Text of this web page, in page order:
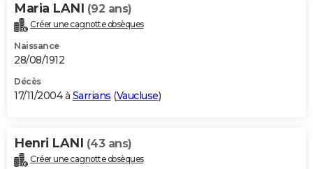
Maria LANI (92 ans)
Créer une cagnotte obsèques
Naissance
28/08/1912
Décès
17/11/2004 à Sarrians (Vaucluse)
Henri LANI (43 ans)
Créer une cagnotte obsèques